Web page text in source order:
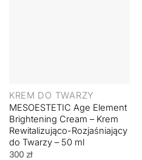
KREM DO TWARZY
MESOESTETIC Age Element
Brightening Cream – Krem
Rewitalizująco-Rozjaśniający
do Twarzy – 50 ml
300 zł